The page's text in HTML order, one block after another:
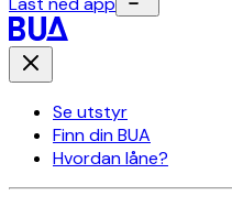
Se utstyr
Finn din BUA
Hvordan låne?